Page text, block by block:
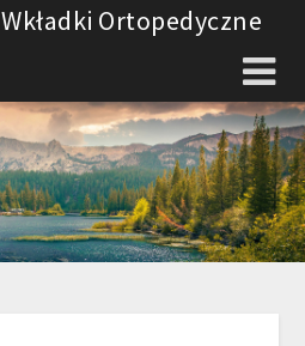
Wkładki Ortopedyczne